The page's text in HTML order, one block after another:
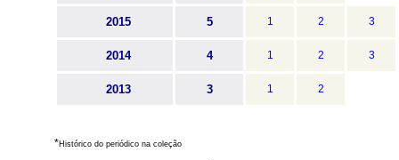
2015 5 1 2 3
2014 4 1 2 3
2013 3 1 2
*Histórico do periódico na coleção